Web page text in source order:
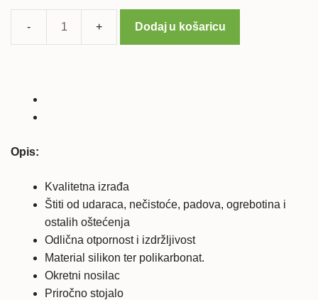
je:
39,99 €.
14,99 €.
Maska
Dodaj u košaricu
Opis:
Kvalitetna izrađa
Štiti od udaraca, nečistoće, padova, ogrebotina i
ostalih oštećenja
Odlična otpornost i izdržljivost
Material silikon ter polikarbonat.
Okretni nosilac
Priročno stojalo